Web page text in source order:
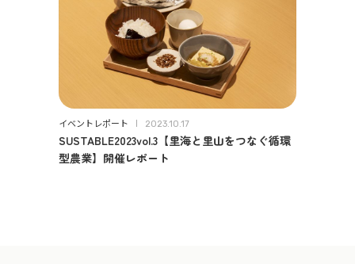
イベントレポート 2023.10.17
SUSTABLE2023vol.3【里海と里山をつなぐ循環
型農業】開催レポート